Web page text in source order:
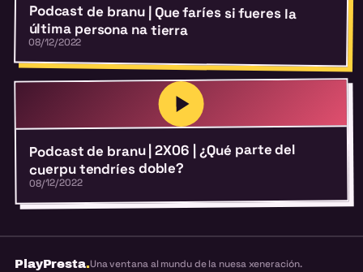
Podcast de branu | Que faríes si fueres la
última persona na tierra
08/12/2022
Podcast de branu | 2X06 | ¿Qué parte del
cuerpu tendríes doble?
08/12/2022
PlayPresta.Una ventana al mundu de la nuesa xeneración.